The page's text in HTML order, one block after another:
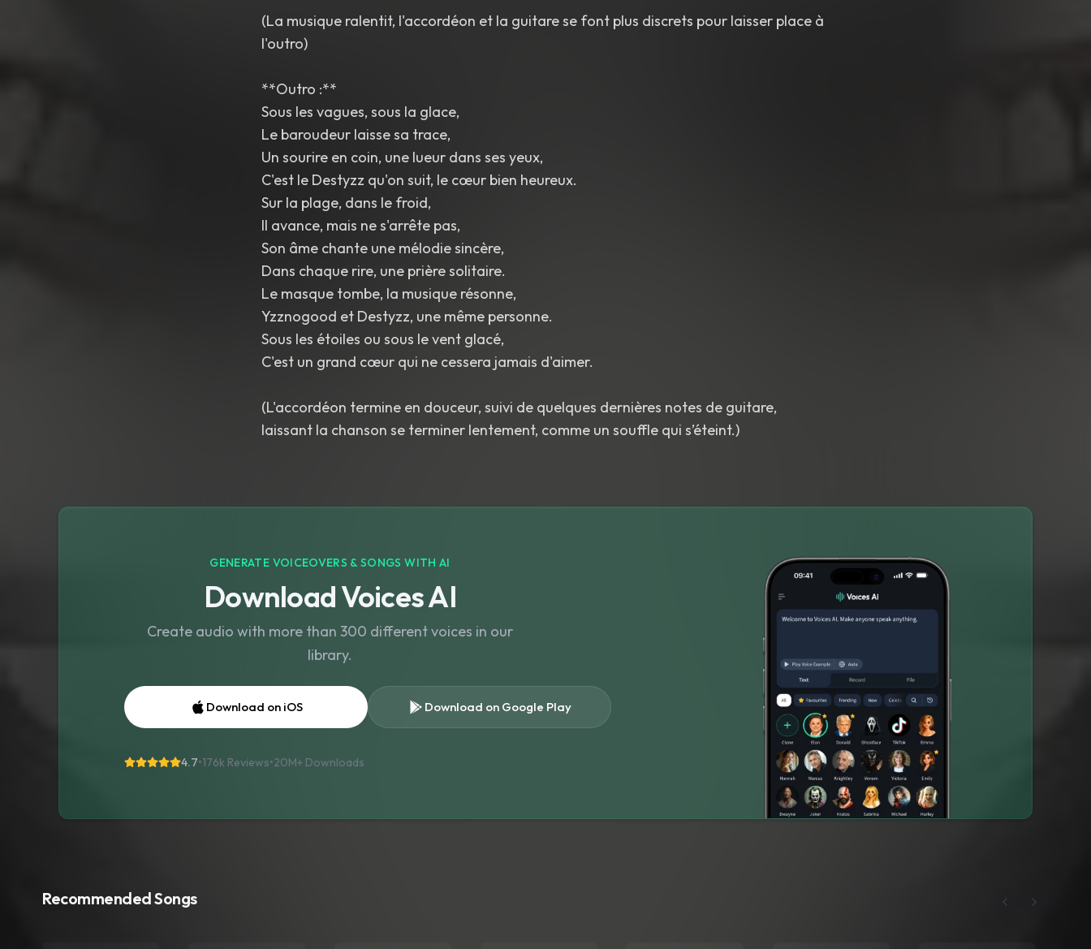
(La musique ralentit, l'accordéon et la guitare se font plus discrets pour laisser place à
l'outro)
**Outro :**
Sous les vagues, sous la glace,
Le baroudeur laisse sa trace,
Un sourire en coin, une lueur dans ses yeux,
C'est le Destyzz qu'on suit, le cœur bien heureux.
Sur la plage, dans le froid,
Il avance, mais ne s'arrête pas,
Son âme chante une mélodie sincère,
Dans chaque rire, une prière solitaire.
Le masque tombe, la musique résonne,
Yzznogood et Destyzz, une même personne.
Sous les étoiles ou sous le vent glacé,
C'est un grand cœur qui ne cessera jamais d'aimer.
(L'accordéon termine en douceur, suivi de quelques dernières notes de guitare,
laissant la chanson se terminer lentement, comme un souffle qui s’éteint.)
GENERATE VOICEOVERS & SONGS WITH AI
Download Voices AI
Create audio with more than 300 different voices in our
library.
Download on iOS Download on Google Play
4.7•176k Reviews•20M+ Downloads
Recommended Songs